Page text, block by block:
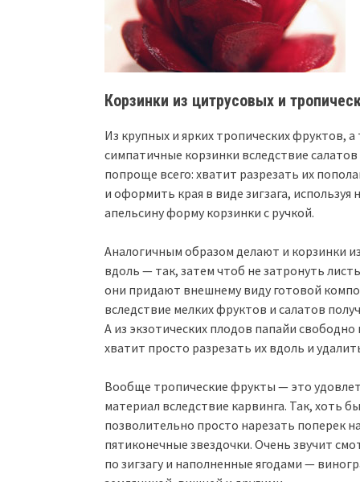
Корзинки из цитрусовых и
Из крупных и ярких тропических фруктов,
симпатичные корзинки вследствие
попроще всего: хватит разрезать их
и оформить края в виде зигзага,
апельсину форму корзинки с ручкой.
Аналогичным образом делают и корзинки
вдоль — так, затем чтоб не затронуть
они придают внешнему виду готовой
вследствие мелких фруктов и салатов
А из экзотических плодов папайи
хватит просто разрезать их вдоль и
Вообще тропические фрукты — это
материал вследствие карвинга. Так, хоть
позволительно просто нарезать поперек
пятиконечные звездочки. Очень звучит
по зигзагу и наполненные ягодами —